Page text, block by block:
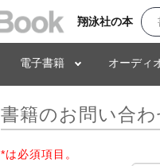
翔泳社の本
電子書籍 オーディ
書籍のお問い合
*は必須項目。